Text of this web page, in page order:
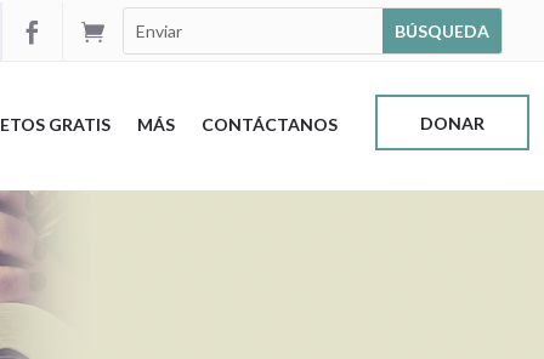


GRATIS MÁS CONTÁCTANOS DONAR